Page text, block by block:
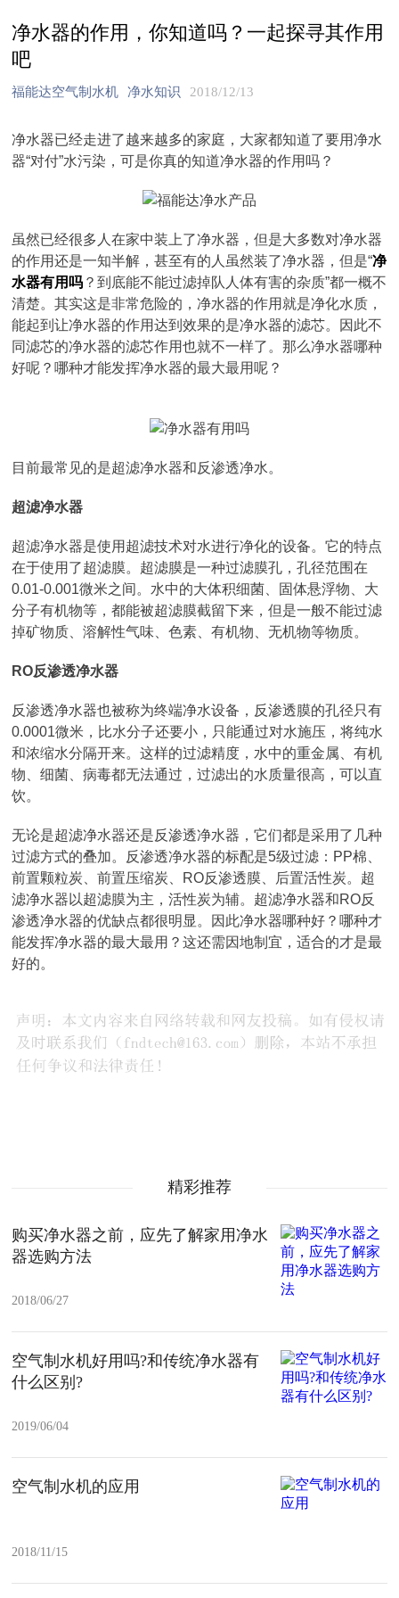
净水器的作用，你知道吗？一起探寻其作用
吧
福能达空气制水机 净水知识 2018/12/13
净水器已经走进了越来越多的家庭，大家都知道了要用净水
器“对付”水污染，可是你真的知道净水器的作用吗？
虽然已经很多人在家中装上了净水器，但是大多数对净水器
的作用还是一知半解，甚至有的人虽然装了净水器，但是“净
水器有用吗 ？到底能不能过滤掉队人体有害的杂质”都一概不
清楚。其实这是非常危险的，净水器的作用就是净化水质，
能起到让净水器的作用达到效果的是净水器的滤芯。因此不
同滤芯的净水器的滤芯作用也就不一样了。那么净水器哪种
好呢？哪种才能发挥净水器的最大最用呢？
目前最常见的是超滤净水器和反渗透净水。
超滤净水器
超滤净水器是使用超滤技术对水进行净化的设备。它的特点
在于使用了超滤膜。超滤膜是一种过滤膜孔，孔径范围在
0.01-0.001微米之间。水中的大体积细菌、固体悬浮物、大
分子有机物等，都能被超滤膜截留下来，但是一般不能过滤
掉矿物质、溶解性气味、色素、有机物、无机物等物质。
RO反渗透净水器
反渗透净水器也被称为终端净水设备，反渗透膜的孔径只有
0.0001微米，比水分子还要小，只能通过对水施压，将纯水
和浓缩水分隔开来。这样的过滤精度，水中的重金属、有机
物、细菌、病毒都无法通过，过滤出的水质量很高，可以直
饮。
无论是超滤净水器还是反渗透净水器，它们都是采用了几种
过滤方式的叠加。反渗透净水器的标配是5级过滤：PP棉、
前置颗粒炭、前置压缩炭、RO反渗透膜、后置活性炭。超
滤净水器以超滤膜为主，活性炭为辅。超滤净水器和RO反
渗透净水器的优缺点都很明显。因此净水器哪种好？哪种才
能发挥净水器的最大最用？这还需因地制宜，适合的才是最
好的。
精彩推荐
购买净水器之前，应先了解家用净水
器选购方法
2018/06/27
空气制水机好用吗?和传统净水器有
什么区别?
2019/06/04
空气制水机的应用
2018/11/15